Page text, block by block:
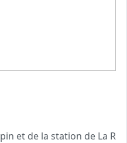
et de la station de La